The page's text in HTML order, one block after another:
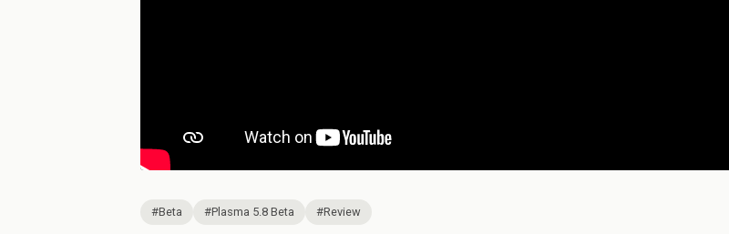
#Beta #Plasma 5.8 Beta #Review